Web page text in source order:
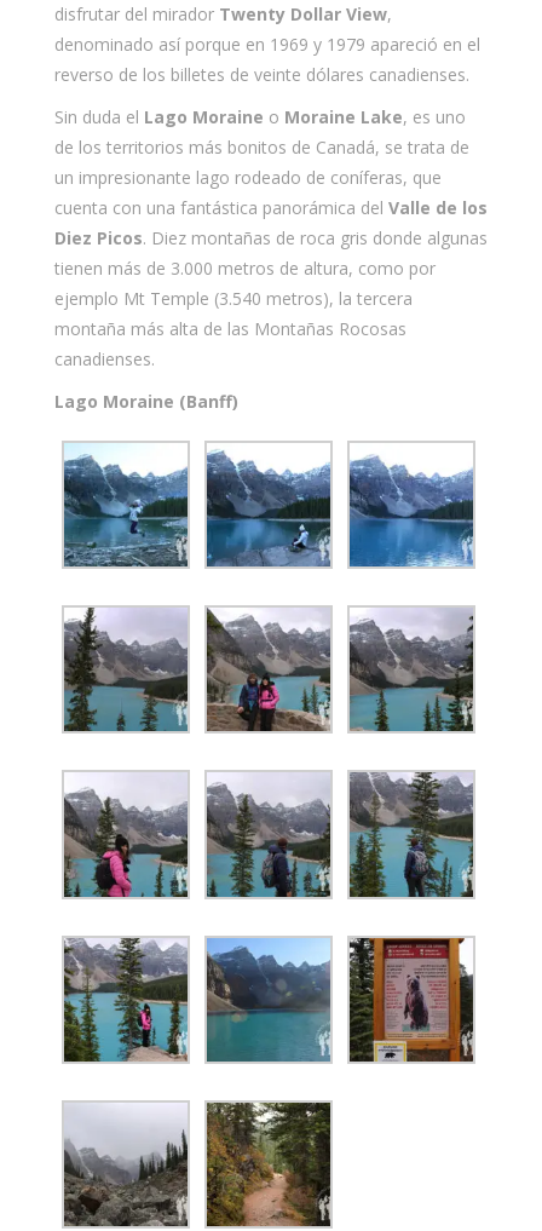
disfrutar del mirador Twenty Dollar View,
denominado así porque en 1969 y 1979 apareció en el
reverso de los billetes de veinte dólares canadienses.
Sin duda el Lago Moraine o Moraine Lake, es uno
de los territorios más bonitos de Canadá, se trata de
un impresionante lago rodeado de coníferas, que
cuenta con una fantástica panorámica del Valle de los
Diez Picos. Diez montañas de roca gris donde algunas
tienen más de 3.000 metros de altura, como por
ejemplo Mt Temple (3.540 metros), la tercera
montaña más alta de las Montañas Rocosas
canadienses.
Lago Moraine (Banff)